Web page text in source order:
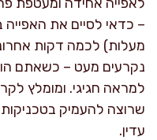
מעלות) לכמה דקות
נקרעים מעט – כשאתם
למראה חגיגי. ומומלץ
שרוצה להעמיק בטכניקות
עדין.